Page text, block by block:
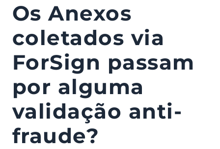
Os Anexos
coletados via
ForSign passam
por alguma
validação anti-
fraude?